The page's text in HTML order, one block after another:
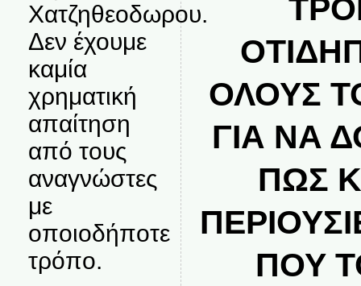
Χατζηθεοδωρου.
Δεν έχουμε
καμία
χρηματική
απαίτηση
από τους
αναγνώστες
με
οποιοδήποτε
τρόπο.
ΟΛΟΥΣ
ΓΙΑ ΝΑ
ΠΩΣ
ΠΟΥ